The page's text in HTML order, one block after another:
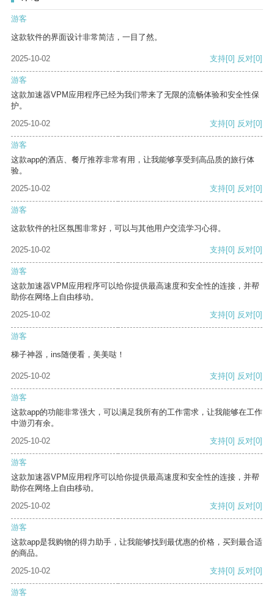
游客
这款软件的界面设计非常简洁，一目了然。
2025-10-02 支持[0] 反对[0]
游客
这款加速器VPM应用程序已经为我们带来了无限的流畅体验和安全性保
护。
2025-10-02
支持[0] 反对[0]
游客
这款app的酒店、餐厅推荐非常有用，让我能够享受到高品质的旅行体
验。
2025-10-02
支持[0] 反对[0]
游客
这款软件的社区氛围非常好，可以与其他用户交流学习心得。
2025-10-02 支持[0] 反对[0]
游客
这款加速器VPM应用程序可以给你提供最高速度和安全性的连接，并帮
助你在网络上自由移动。
2025-10-02
支持[0] 反对[0]
游客
梯子神器，ins随便看，美美哒！
2025-10-02 支持[0] 反对[0]
游客
这款app的功能非常强大，可以满足我所有的工作需求，让我能够在工作
中游刃有余。
2025-10-02
支持[0] 反对[0]
游客
这款加速器VPM应用程序可以给你提供最高速度和安全性的连接，并帮
助你在网络上自由移动。
2025-10-02
支持[0] 反对[0]
游客
这款app是我购物的得力助手，让我能够找到最优惠的价格，买到最合适
的商品。
2025-10-02
支持[0] 反对[0]
游客